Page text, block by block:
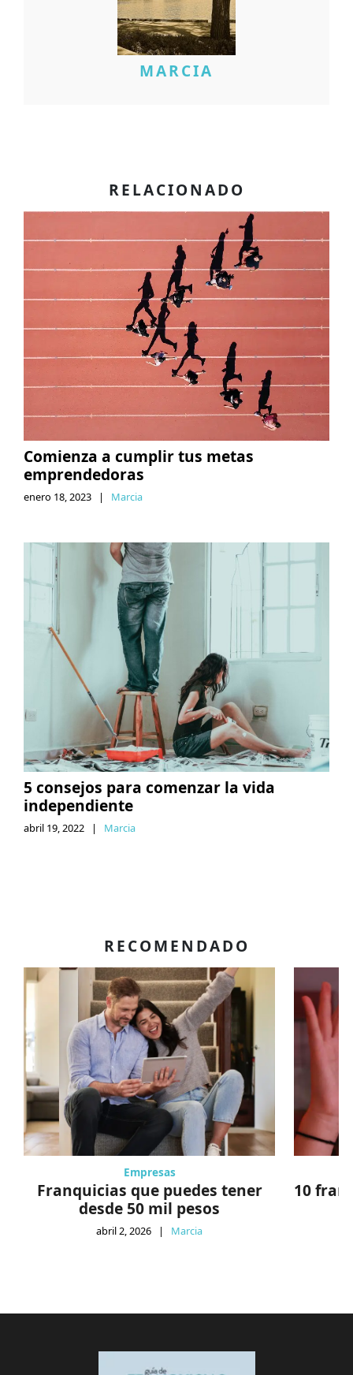
MARCIA
RELACIONADO
Comienza a cumplir tus metas
emprendedoras
enero 18, 2023 | Marcia
5 consejos para comenzar la vida
independiente
abril 19, 2022 | Marcia
RECOMENDADO
Empresas
Franquicias que puedes tener
desde 50 mil pesos
abril 2, 2026 | Marcia
10